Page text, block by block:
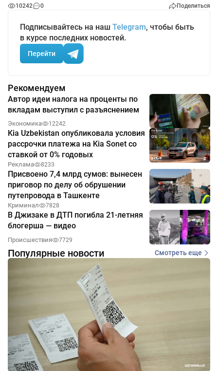
10242 0 Поделиться
Подписывайтесь на наш Telegram, чтобы быть
в курсе последних новостей.
Перейти
Рекомендуем
Автор идеи налога на проценты по
вкладам выступил с разъяснением
Экономика 12242
Kia Uzbekistan опубликовала условия
рассрочки платежа на Kia Sonet со
ставкой от 0% годовых
Реклама 8233
Присвоено 7,4 млрд сумов: вынесен
приговор по делу об обрушении
путепровода в Ташкенте
Криминал 7828
В Джизаке в ДТП погибла 21-летняя
блогерша — видео
Происшествия 7729
Популярные новости Смотреть еще